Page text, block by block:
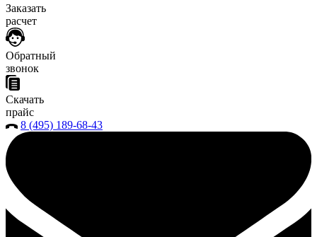
Заказать
расчет
Обратный
звонок
Скачать
прайс
8 (495) 189-68-43